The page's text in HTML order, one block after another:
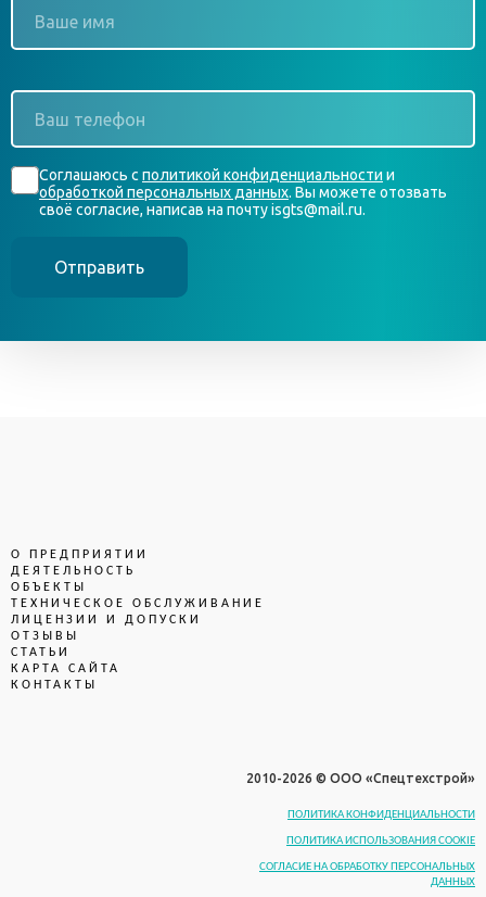
имя
телефон
Согласие
*
Соглашаюсь сполитикой конфиденциальности и
обработкой персональных данных. Вы можете отозвать
своё согласие, написав на почту isgts@mail.ru.
О ПРЕДПРИЯТИИ
ДЕЯТЕЛЬНОСТЬ
ОБЪЕКТЫ
ТЕХНИЧЕСКОЕ ОБСЛУЖИВАНИЕ
ЛИЦЕНЗИИ И ДОПУСКИ
ОТЗЫВЫ
СТАТЬИ
КАРТА САЙТА
КОНТАКТЫ
2010-2026 © ООО «Спецтехстрой»
ПОЛИТИКА КОНФИДЕНЦИАЛЬНОСТИ
ПОЛИТИКА ИСПОЛЬЗОВАНИЯ COOKIE
СОГЛАСИЕ НА ОБРАБОТКУ ПЕРСОНАЛЬНЫХ
ДАННЫХ